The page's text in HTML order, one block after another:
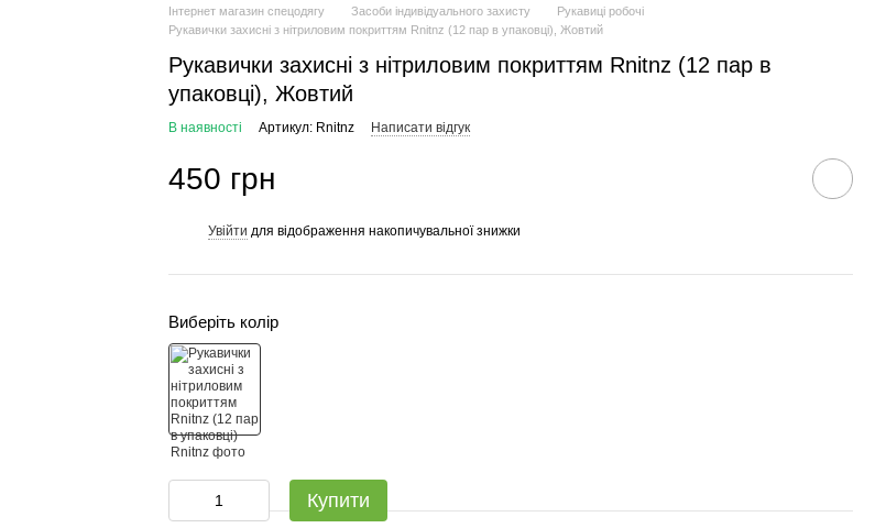
Інтернет магазин спецодягу Засоби індивідуального захисту
Рукавиці робочі
Рукавички захисні з нітриловим покриттям Rnitnz (12 пар в упаковці), Жовтий
Рукавички захисні з нітриловим покриттям Rnitnz (12 пар в
упаковці), Жовтий
В наявності Артикул: Rnitnz Написати відгук
450 грн
Увійти для відображення накопичувальної знижки
Виберіть колір
Купити